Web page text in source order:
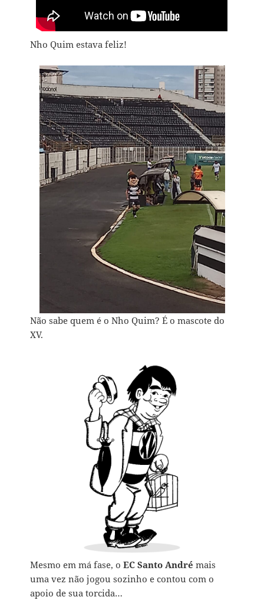
Nho Quim estava feliz!
Não sabe quem é o Nho Quim? É o mascote do
XV.
Mesmo em má fase, oEC Santo Andrémais
uma vez não jogou sozinho e contou com o
apoio de sua torcida…